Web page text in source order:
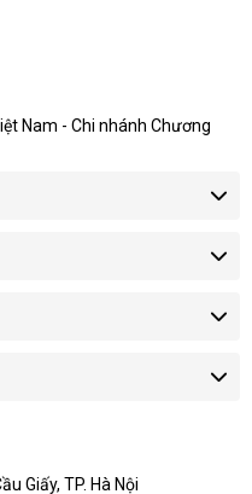
Nam - Chi nhánh Chương
Giấy, TP. Hà Nội